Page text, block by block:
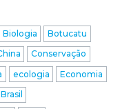
Biologia
Botucatu
Conservação
ecologia
Economia